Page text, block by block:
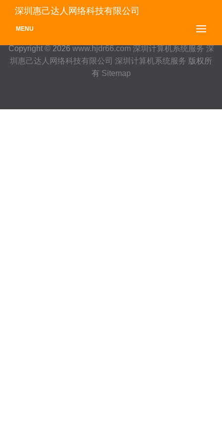
深圳惠己达人网络科技有限公司
MENU
Copyright © 2026 www.hjdr66.com 深圳计算机系统服务 深
圳惠己达人网络科技有限公司 深圳计算机系统服务 版权所
有 Sitemap